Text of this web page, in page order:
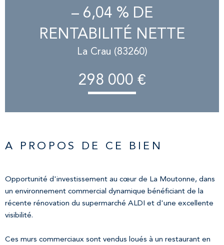
– 6,04 % DE
RENTABILITÉ NETTE
La Crau (83260)
298 000 €
A PROPOS DE CE BIEN
Opportunité d'investissement au cœur de La Moutonne, dans
un environnement commercial dynamique bénéficiant de la
récente rénovation du supermarché ALDI et d'une excellente
visibilité.
Ces murs commerciaux sont vendus loués à un restaurant en